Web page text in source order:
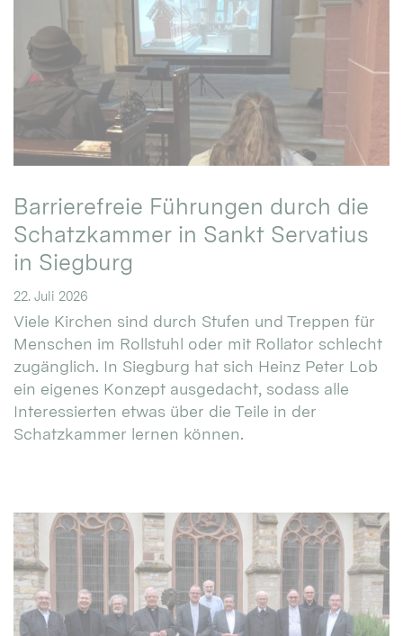
Barrierefreie Führungen durch die
Schatzkammer in Sankt Servatius
in Siegburg
22. Juli 2026
Viele Kirchen sind durch Stufen und Treppen für
Menschen im Rollstuhl oder mit Rollator schlecht
zugänglich. In Siegburg hat sich Heinz Peter Lob
ein eigenes Konzept ausgedacht, sodass alle
Interessierten etwas über die Teile in der
Schatzkammer lernen können.